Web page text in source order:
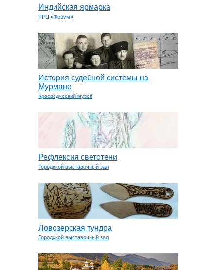
Индийская ярмарка
ТРЦ «Форум»
История судебной системы на
Мурмане
Краеведческий музей
Рефлексия светотени
Городской выставочный зал
Ловозерская тундра
Городской выставочный зал